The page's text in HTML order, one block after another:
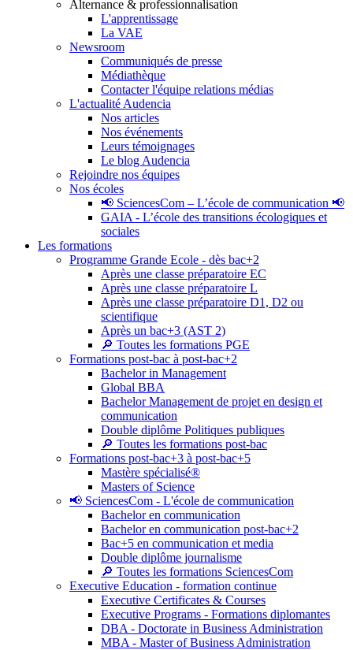
Alternance & professionnalisation
L'apprentissage
La VAE
Newsroom
Communiqués de presse
Médiathèque
Contacter l'équipe relations médias
L'actualité Audencia
Nos articles
Nos événements
Leurs témoignages
Le blog Audencia
Rejoindre nos équipes
Nos écoles
📢 SciencesCom – L’école de communication 📢
GAIA - L’école des transitions écologiques et
sociales
Les formations
Programme Grande Ecole - dès bac+2
Après une classe préparatoire EC
Après une classe préparatoire L
Après une classe préparatoire D1, D2 ou
scientifique
Après un bac+3 (AST 2)
🔎 Toutes les formations PGE
Formations post-bac à post-bac+2
Bachelor in Management
Global BBA
Bachelor Management de projet en design et
communication
Double diplôme Politiques publiques
🔎 Toutes les formations post-bac
Formations post-bac+3 à post-bac+5
Mastère spécialisé®
Masters of Science
📢 SciencesCom - L'école de communication
Bachelor en communication
Bachelor en communication post-bac+2
Bac+5 en communication et media
Double diplôme journalisme
🔎 Toutes les formations SciencesCom
Executive Education - formation continue
Executive Certificates & Courses
Executive Programs - Formations diplomantes
DBA - Doctorate in Business Administration
MBA - Master of Business Administration